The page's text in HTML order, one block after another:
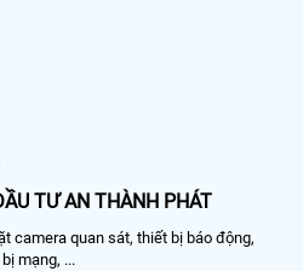
TƯ AN THÀNH PHÁT
camera quan sát, thiết bị báo động,
mạng, ...